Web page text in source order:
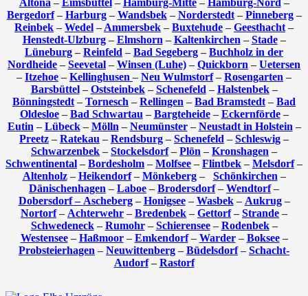
Bergedorf– Harburg– Wandsbek– Norderstedt– Pinneberg–
Reinbek – Wedel – Ammersbek – Buxtehude – Geesthacht –
Henstedt-Ulzburg– Elmshorn – Kaltenkirchen – Stade–
Lüneburg – Reinfeld – Bad Segeberg – Buchholz in der
Nordheide – Seevetal – Winsen (Luhe) – Quickborn – Uetersen
– Itzehoe – Kellinghusen – Neu Wulmstorf– Rosengarten –
Barsbüttel– Oststeinbek– Schenefeld – Halstenbek–
Bönningstedt – Tornesch – Rellingen – Bad Bramstedt – Bad
Oldesloe– Bad Schwartau – Bargteheide– Eckernförde–
Eutin – Lübeck– Mölln – Neumünster– Neustadt in Holstein –
Preetz – Ratekau – Rendsburg – Schenefeld – Schleswig –
Schwarzenbek – Stockelsdorf– Plön – Kronshagen –
Schwentinental – Bordesholm – Molfsee – Flintbek – Melsdorf–
Altenholz– Heikendorf– Mönkeberg– Schönkirchen –
Dänischenhagen – Laboe – Brodersdorf– Wendtorf–
Dobersdorf – Ascheberg– Honigsee– Wasbek– Aukrug–
Nortorf– Achterwehr – Bredenbek – Gettorf– Strande –
Schwedeneck– Rumohr– Schierensee– Rodenbek–
Westensee– Haßmoor– Emkendorf– Warder– Boksee–
Probsteierhagen – Neuwittenberg – Büdelsdorf– Schacht-
Audorf– Rastorf